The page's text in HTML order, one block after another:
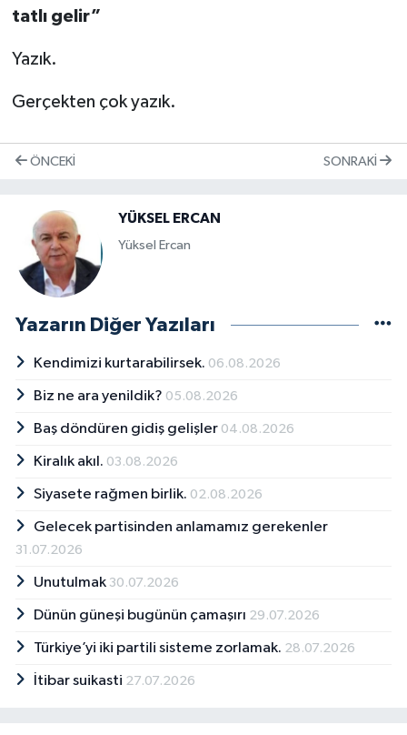
tatlı gelir”
Yazık.
Gerçekten çok yazık.
ÖNCEKI SONRAKI
YÜKSEL ERCAN
Yüksel Ercan
Yazarın Diğer Yazıları
Kendimizi kurtarabilirsek. 06.08.2026
Biz ne ara yenildik? 05.08.2026
Baş döndüren gidiş gelişler 04.08.2026
Kiralık akıl. 03.08.2026
Siyasete rağmen birlik. 02.08.2026
Gelecek partisinden anlamamız gerekenler
31.07.2026
Unutulmak 30.07.2026
Dünün güneşi bugünün çamaşırı 29.07.2026
Türkiye’yi iki partili sisteme zorlamak. 28.07.2026
İtibar suikasti 27.07.2026